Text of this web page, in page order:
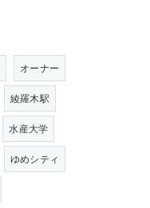
オーナー
綾羅木駅
水産大学
ゆめシティ